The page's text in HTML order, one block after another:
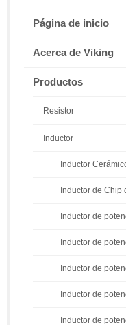
Página de inicio
Acerca de Viking
Productos
Resistor
Inductor
Inductor
Inductor de Chip
Inductor de
Inductor de
Inductor de
Inductor de
Inductor de